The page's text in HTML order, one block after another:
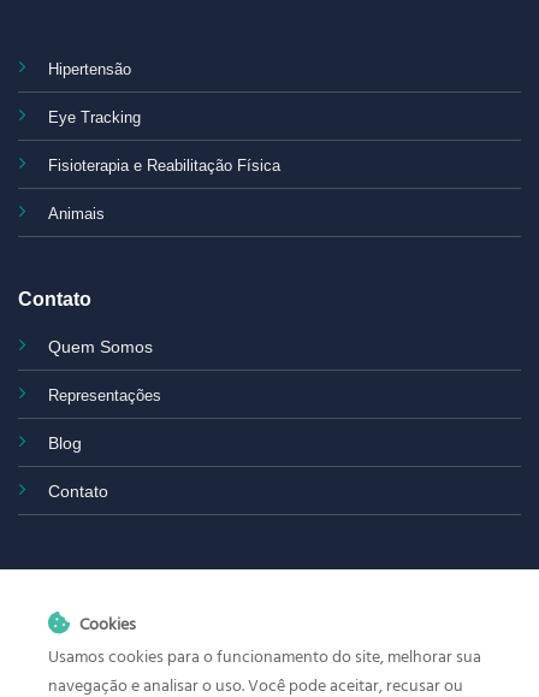
Hipertensão
Eye Tracking
Fisioterapia e Reabilitação Física
Animais
Contato
Quem Somos
Representações
Blog
Contato
Cookies
Usamos cookies para o funcionamento do site, melhorar sua
navegação e analisar o uso. Você pode aceitar, recusar ou